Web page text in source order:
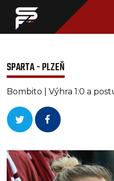
SPARTA - PLZEŇ
Bombito | Výhra 1:0 a